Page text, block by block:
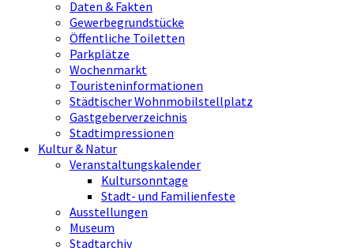
Daten & Fakten
Gewerbegrundstücke
Öffentliche Toiletten
Parkplätze
Wochenmarkt
Touristeninformationen
Städtischer Wohnmobilstellplatz
Gastgeberverzeichnis
Stadtimpressionen
Kultur & Natur
Veranstaltungskalender
Kultursonntage
Stadt- und Familienfeste
Ausstellungen
Museum
Stadtarchiv